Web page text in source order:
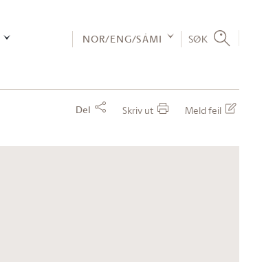
NOR/ENG/SÁMI SØK
Del Skriv ut Meld feil